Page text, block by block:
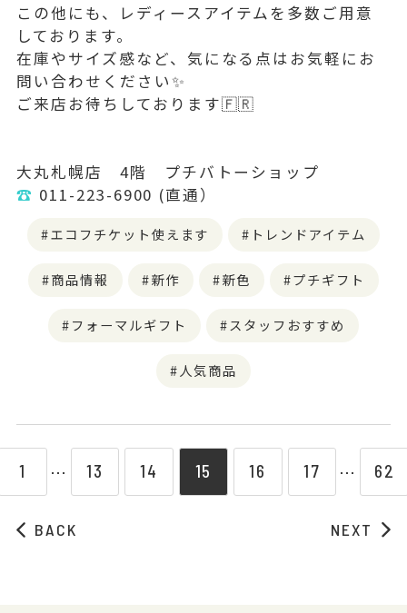
この他にも、レディースアイテムを多数ご用意
しております。
在庫やサイズ感など、気になる点はお気軽にお
問い合わせください✨
ご来店お待ちしております🇫🇷
大丸札幌店 4階 プチバトーショップ
☎︎ 011-223-6900 (直通）
エコフチケット使えます トレンドアイテム
商品情報 新作 新色 プチギフト
フォーマルギフト スタッフおすすめ
人気商品
BACK
1 ⋯ 13 14 15 16 17 ⋯ 62
NEXT